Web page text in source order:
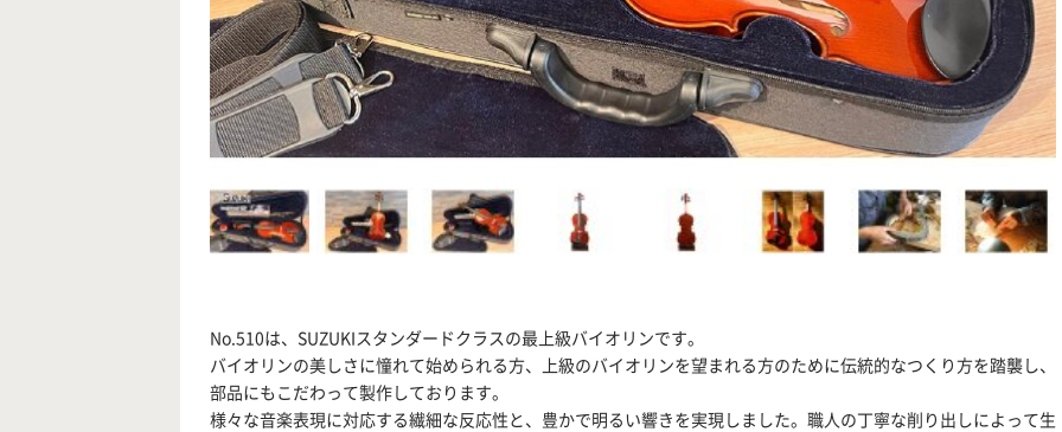
No.510は、SUZUKIスタンダードクラスの最上級バイオリンです。
バイオリンの美しさに憧れて始められる方、上級のバイオリンを望まれる方のために伝統的なつくり方を踏襲し、
部品にもこだわって製作しております。
様々な音楽表現に対応する繊細な反応性と、豊かで明るい響きを実現しました。職人の丁寧な削り出しによって生